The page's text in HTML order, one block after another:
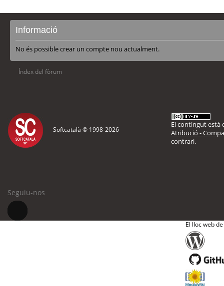
Informació
No és possible crear un compte nou actualment.
Índex del fòrum
Softcatalà © 1998-2026
El contingut està
Atribució -
contrari.
Seguiu-nos
El lloc web